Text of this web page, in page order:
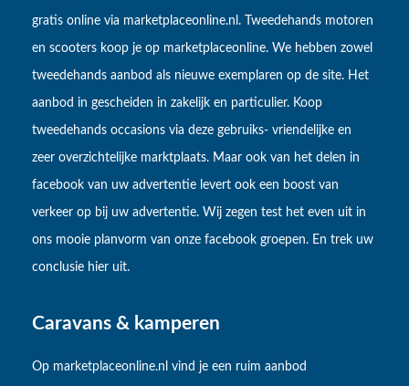
gratis online via marketplaceonline.nl. Tweedehands motoren
en scooters koop je op marketplaceonline. We hebben zowel
tweedehands aanbod als nieuwe exemplaren op de site. Het
aanbod in gescheiden in zakelijk en particulier. Koop
tweedehands occasions via deze gebruiks- vriendelijke en
zeer overzichtelijke marktplaats. Maar ook van het delen in
facebook van uw advertentie levert ook een boost van
verkeer op bij uw advertentie. Wij zegen test het even uit in
ons mooie planvorm van onze facebook groepen. En trek uw
conclusie hier uit.
Caravans & kamperen
Op marketplaceonline.nl vind je een ruim aanbod